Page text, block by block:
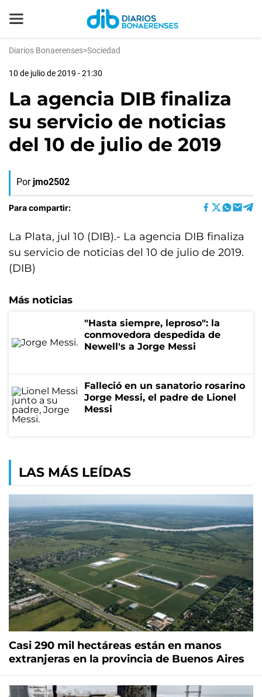
Diarios Bonaerenses>Sociedad
10 de julio de 2019 - 21:30
La agencia DIB finaliza
su servicio de noticias
del 10 de julio de 2019
Por jmo2502
Para compartir:
La Plata, jul 10 (DIB).- La agencia DIB finaliza
su servicio de noticias del 10 de julio de 2019.
(DIB)
Más noticias
"Hasta siempre, leproso": la
conmovedora despedida de
Newell's a Jorge Messi
Falleció en un sanatorio rosarino
Jorge Messi, el padre de Lionel
Messi
LAS MÁS LEÍDAS
Casi 290 mil hectáreas están en manos
extranjeras en la provincia de Buenos Aires